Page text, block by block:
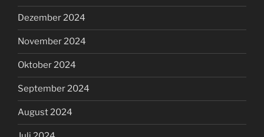
Dezember 2024
November 2024
Oktober 2024
September 2024
August 2024